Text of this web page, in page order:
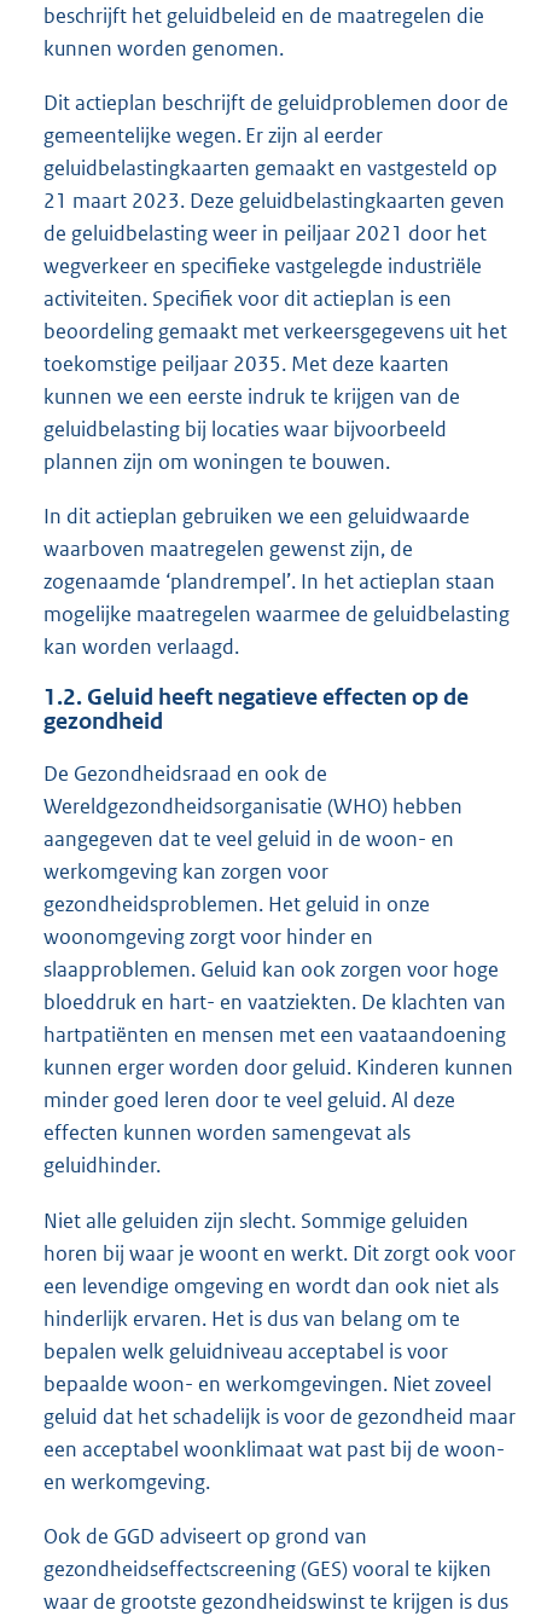
beschrijft het geluidbeleid en de maatregelen die
kunnen worden genomen.
Dit actieplan beschrijft de geluidproblemen door de
gemeentelijke wegen. Er zijn al eerder
geluidbelastingkaarten gemaakt en vastgesteld op
21 maart 2023. Deze geluidbelastingkaarten geven
de geluidbelasting weer in peiljaar 2021 door het
wegverkeer en specifieke vastgelegde industriële
activiteiten. Specifiek voor dit actieplan is een
beoordeling gemaakt met verkeersgegevens uit het
toekomstige peiljaar 2035. Met deze kaarten
kunnen we een eerste indruk te krijgen van de
geluidbelasting bij locaties waar bijvoorbeeld
plannen zijn om woningen te bouwen.
In dit actieplan gebruiken we een geluidwaarde
waarboven maatregelen gewenst zijn, de
zogenaamde ‘plandrempel’. In het actieplan staan
mogelijke maatregelen waarmee de geluidbelasting
kan worden verlaagd.
1.2. Geluid heeft negatieve effecten op de
gezondheid
De Gezondheidsraad en ook de
Wereldgezondheidsorganisatie (WHO) hebben
aangegeven dat te veel geluid in de woon- en
werkomgeving kan zorgen voor
gezondheidsproblemen. Het geluid in onze
woonomgeving zorgt voor hinder en
slaapproblemen. Geluid kan ook zorgen voor hoge
bloeddruk en hart- en vaatziekten. De klachten van
hartpatiënten en mensen met een vaataandoening
kunnen erger worden door geluid. Kinderen kunnen
minder goed leren door te veel geluid. Al deze
effecten kunnen worden samengevat als
geluidhinder.
Niet alle geluiden zijn slecht. Sommige geluiden
horen bij waar je woont en werkt. Dit zorgt ook voor
een levendige omgeving en wordt dan ook niet als
hinderlijk ervaren. Het is dus van belang om te
bepalen welk geluidniveau acceptabel is voor
bepaalde woon- en werkomgevingen. Niet zoveel
geluid dat het schadelijk is voor de gezondheid maar
een acceptabel woonklimaat wat past bij de woon-
en werkomgeving.
Ook de GGD adviseert op grond van
gezondheidseffectscreening (GES) vooral te kijken
waar de grootste gezondheidswinst te krijgen is dus